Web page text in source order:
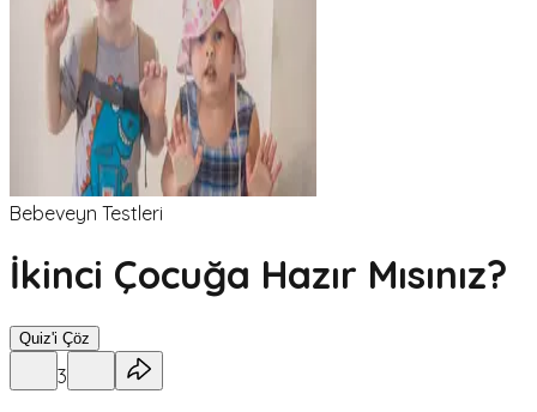
Bebeveyn Testleri
İkinci Çocuğa Hazır Mısınız?
Quiz'i Çöz
3